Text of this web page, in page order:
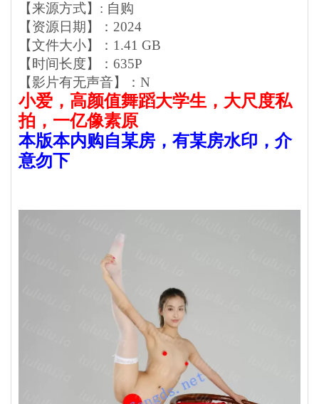
【来源方式】: 自购
【资源日期】：2024
【文件大小】：1.41 GB
【时间长度】：635P
【影片有无声音】：N
小爱，高颜值舞蹈大学生，大尺度私
拍，一亿像素原
本版本内购自某房，有某房水印，介
意勿下